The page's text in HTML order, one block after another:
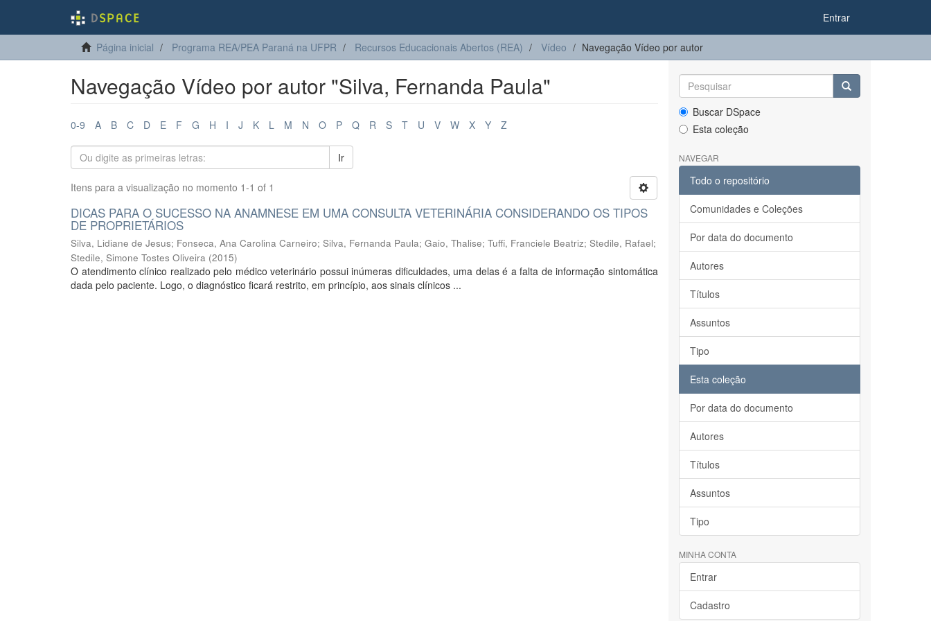
Entrar
Página inicial Programa REA/PEA Paraná na UFPR Recursos Educacionais Abertos (REA) Vídeo Navegação Vídeo por autor
Navegação Vídeo por autor "Silva, Fernanda Paula"
0-9 A B C D E F G H I J K L M N O P Q R S T U V W X Y Z
Ir
Itens para a visualização no momento 1-1 of 1
DICAS PARA O SUCESSO NA ANAMNESE EM UMA CONSULTA VETERINÁRIA CONSIDERANDO OS TIPOS
DE PROPRIETÁRIOS
Silva, Lidiane de Jesus; Fonseca, Ana Carolina Carneiro; Silva, Fernanda Paula; Gaio, Thalise; Tuffi, Franciele Beatriz; Stedile, Rafael;
Stedile, Simone Tostes Oliveira (2015)
O atendimento clínico realizado pelo médico veterinário possui inúmeras dificuldades, uma delas é a falta de informação sintomática
dada pelo paciente. Logo, o diagnóstico ficará restrito, em princípio, aos sinais clínicos ...
Buscar DSpace
Esta coleção
NAVEGAR
Todo o repositório
Comunidades e Coleções
Por data do documento
Autores
Títulos
Assuntos
Tipo
Esta coleção
Por data do documento
Autores
Títulos
Assuntos
Tipo
MINHA CONTA
Entrar
Cadastro